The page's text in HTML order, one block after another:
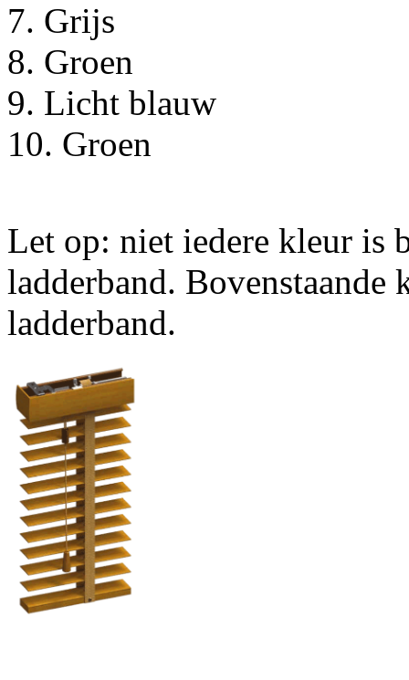
7. Grijs
8. Groen
9. Licht blauw
10. Groen
Let op: niet iedere kleur is
ladderband.
ladderband.